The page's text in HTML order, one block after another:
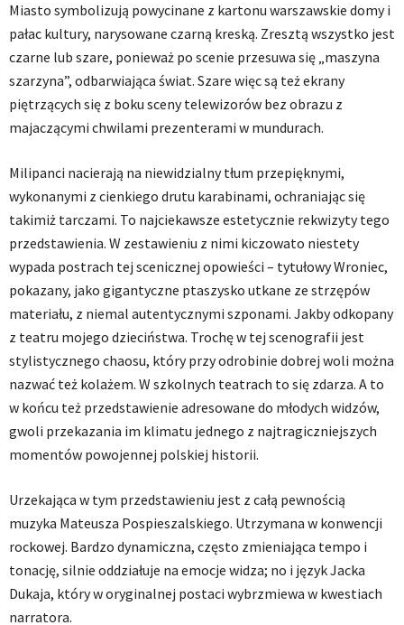
Miasto symbolizują powycinane z kartonu warszawskie domy i
pałac kultury, narysowane czarną kreską. Zresztą wszystko jest
czarne lub szare, ponieważ po scenie przesuwa się „maszyna
szarzyna”, odbarwiająca świat. Szare więc są też ekrany
piętrzących się z boku sceny telewizorów bez obrazu z
majaczącymi chwilami prezenterami w mundurach.
Milipanci nacierają na niewidzialny tłum przepięknymi,
wykonanymi z cienkiego drutu karabinami, ochraniając się
takimiż tarczami. To najciekawsze estetycznie rekwizyty tego
przedstawienia. W zestawieniu z nimi kiczowato niestety
wypada postrach tej scenicznej opowieści – tytułowy Wroniec,
pokazany, jako gigantyczne ptaszysko utkane ze strzępów
materiału, z niemal autentycznymi szponami. Jakby odkopany
z teatru mojego dzieciństwa. Trochę w tej scenografii jest
stylistycznego chaosu, który przy odrobinie dobrej woli można
nazwać też kolażem. W szkolnych teatrach to się zdarza. A to
w końcu też przedstawienie adresowane do młodych widzów,
gwoli przekazania im klimatu jednego z najtragiczniejszych
momentów powojennej polskiej historii.
Urzekająca w tym przedstawieniu jest z całą pewnością
muzyka Mateusza Pospieszalskiego. Utrzymana w konwencji
rockowej. Bardzo dynamiczna, często zmieniająca tempo i
tonację, silnie oddziałuje na emocje widza; no i język Jacka
Dukaja, który w oryginalnej postaci wybrzmiewa w kwestiach
narratora.